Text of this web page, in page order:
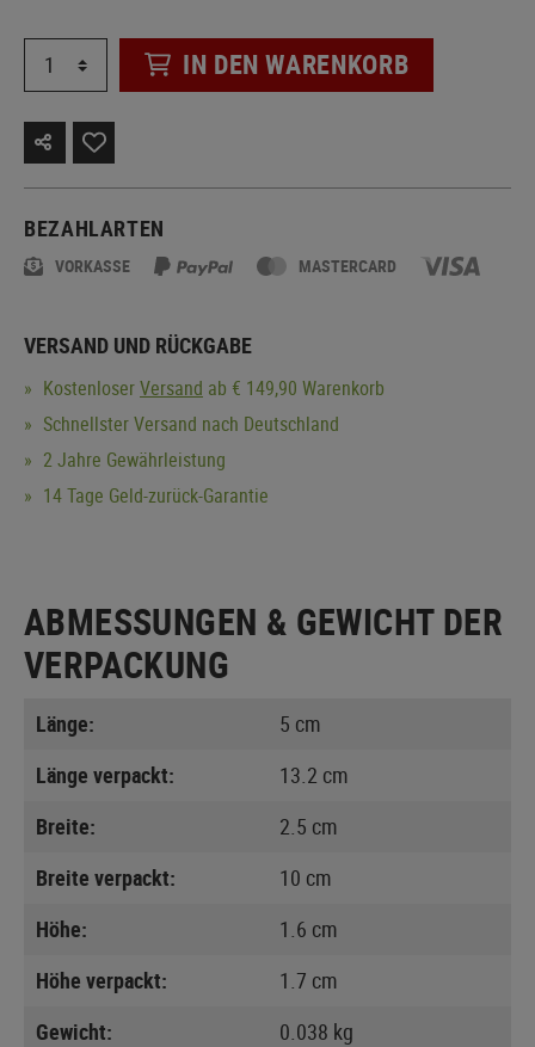
IN DEN WARENKORB
BEZAHLARTEN
VORKASSE MASTERCARD
VERSAND UND RÜCKGABE
KostenloserVersand ab € 149,90 Warenkorb
Schnellster Versand nach Deutschland
2 Jahre Gewährleistung
14 Tage Geld-zurück-Garantie
ABMESSUNGEN & GEWICHT DER
VERPACKUNG
Länge:
5 cm
Länge verpackt:
13.2 cm
Breite:
2.5 cm
Breite verpackt:
10 cm
Höhe:
1.6 cm
Höhe verpackt:
1.7 cm
Gewicht:
0.038 kg